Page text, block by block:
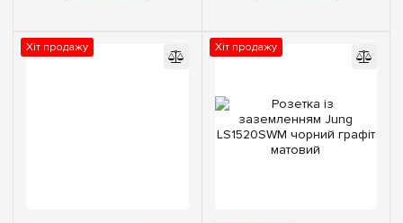
Хіт продажу Хіт продажу